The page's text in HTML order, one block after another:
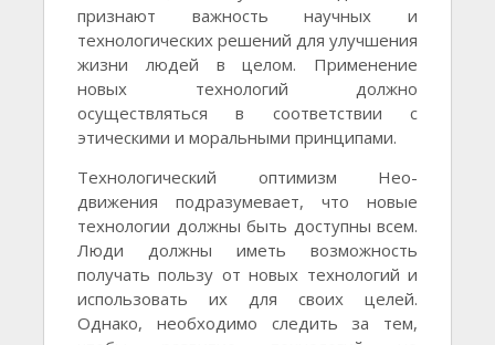
признают важность научных и
технологических решений для улучшения
жизни людей в целом. Применение
новых технологий должно
осуществляться в соответствии с
этическими и моральными принципами.
Технологический оптимизм Нео-
движения подразумевает, что новые
технологии должны быть доступны всем.
Люди должны иметь возможность
получать пользу от новых технологий и
использовать их для своих целей.
Однако, необходимо следить за тем,